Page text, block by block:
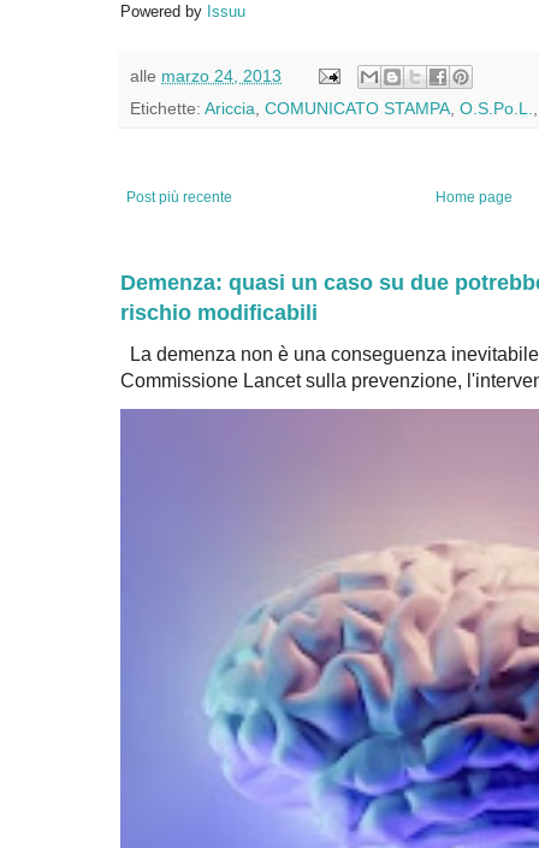
Powered by Issuu
alle marzo 24, 2013
Etichette: Ariccia COMUNICATO STAMPA O.S.Po.L.
Post più recente Home page
Demenza: quasi un caso su due
rischio modificabili
La demenza non è una conseguenza
Commissione Lancet sulla prevenzione,